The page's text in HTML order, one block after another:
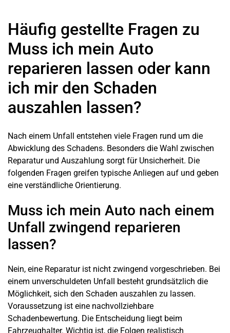
Häufig gestellte Fragen zu
Muss ich mein Auto
reparieren lassen oder kann
ich mir den Schaden
auszahlen lassen?
Nach einem Unfall entstehen viele Fragen rund um die
Abwicklung des Schadens. Besonders die Wahl zwischen
Reparatur und Auszahlung sorgt für Unsicherheit. Die
folgenden Fragen greifen typische Anliegen auf und geben
eine verständliche Orientierung.
Muss ich mein Auto nach einem
Unfall zwingend reparieren
lassen?
Nein, eine Reparatur ist nicht zwingend vorgeschrieben. Bei
einem unverschuldeten Unfall besteht grundsätzlich die
Möglichkeit, sich den Schaden auszahlen zu lassen.
Voraussetzung ist eine nachvollziehbare
Schadenbewertung. Die Entscheidung liegt beim
Fahrzeughalter. Wichtig ist, die Folgen realistisch